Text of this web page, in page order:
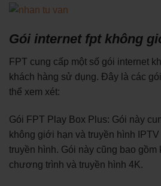
Gói internet fpt không
FPT cung cấp một số gói internet
khách hàng sử dụng. Đây là các
thể xem xét:
Gói FPT Play Box Plus: Gói này
không giới hạn và truyền hình
truyền hình. Gói này cũng bao gồm
chương trình và truyền hình 4K.